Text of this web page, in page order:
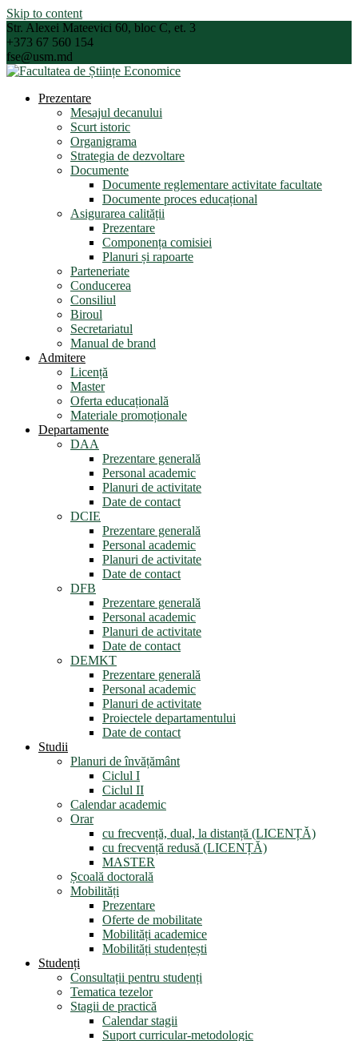
Skip to content
Str. Alexei Mateevici 60, bloc C, et. 3
+373 67 560 154
fse@usm.md
Prezentare
Mesajul decanului
Scurt istoric
Organigrama
Strategia de dezvoltare
Documente
Documente reglementare activitate facultate
Documente proces educațional
Asigurarea calității
Prezentare
Componența comisiei
Planuri și rapoarte
Parteneriate
Conducerea
Consiliul
Biroul
Secretariatul
Manual de brand
Admitere
Licență
Master
Oferta educațională
Materiale promoționale
Departamente
DAA
Prezentare generală
Personal academic
Planuri de activitate
Date de contact
DCIE
Prezentare generală
Personal academic
Planuri de activitate
Date de contact
DFB
Prezentare generală
Personal academic
Planuri de activitate
Date de contact
DEMKT
Prezentare generală
Personal academic
Planuri de activitate
Proiectele departamentului
Date de contact
Studii
Planuri de învățământ
Ciclul I
Ciclul II
Calendar academic
Orar
cu frecvență, dual, la distanță (LICENȚĂ)
cu frecvență redusă (LICENȚĂ)
MASTER
Școală doctorală
Mobilități
Prezentare
Oferte de mobilitate
Mobilități academice
Mobilități studențești
Studenți
Consultații pentru studenți
Tematica tezelor
Stagii de practică
Calendar stagii
Suport curricular-metodologic